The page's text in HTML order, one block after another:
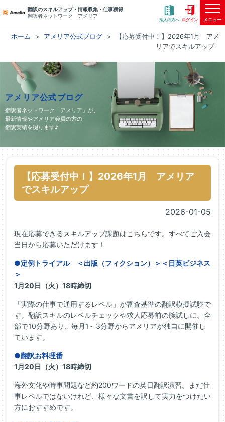
翻訳のスキルアップ・情報収集・仕事獲得
翻訳者ネットワーク アメリア
法人の方へ ログイン メニュー
ホーム アメリア公式ブログ
【応募受付中！】2026年1月 アメ
リアでスキルアップ
アメリア公式ブログ
翻訳者ネットワーク「アメリア」が、
最新情報やアメリア会員の方の
翻訳実績を綴ります♪
【応募受付中！】2026年1月 アメリア
でスキルアップ
2026-01-05
現在応募できるスキルアップ課題はこちらです。すべてご入会
当日から応募いただけます！
●定例トライアル ＜出版（フィクション）＞＜日英ビジネス
＞
1月20日（火）18時締切
「実際の仕事で通用するレベル」が審査基準の翻訳模擬試験で
す。翻訳スキルのレベルチェックや求人応募前の腕試しに。全
部で10分野あり、毎月1～3分野からアメリアが独自に開催し
ています。
●翻訳お料理番
1月20日（火）18時締切
海外文化や時事問題など約200ワードの英日翻訳演習。まだ仕
事レベルではないけれど、様々な文書を訳して実力をつけたい
方におすすめです。